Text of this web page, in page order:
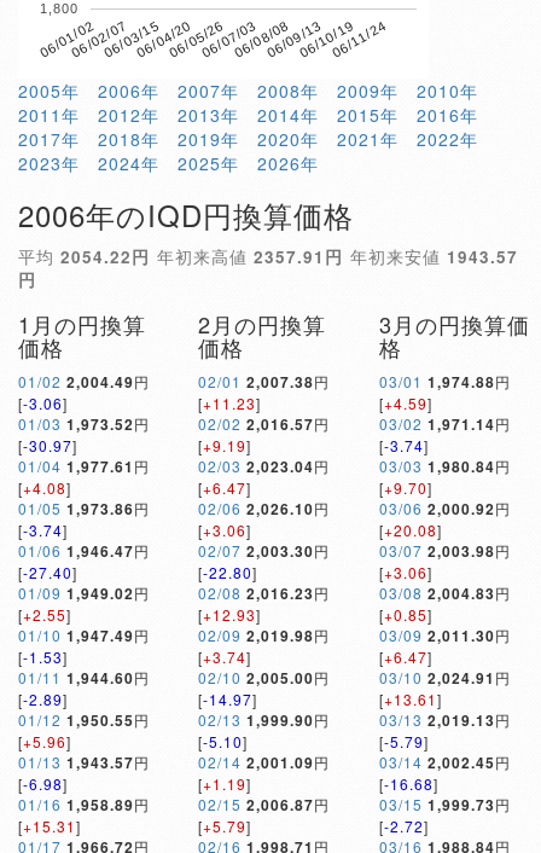
06/01/0206/02/0706/03/1506/04/2006/05/2606/07/0306/08/0806/09/1306/10/1906/11/24
1,800
2005年 2006年 2007年 2008年 2009年
2010年
2011年
2012年 2013年 2014年 2015年
2016年
2017年
2018年 2019年 2020年 2021年
2022年
2023年
2024年 2025年 2026年
2006年のIQD円換算価格
平均 2054.22円 年初来高値 2357.91円 年初来安値 1943.57
円
1月の円換算
価格
01/02 2,004.49円
[-3.06]
01/03 1,973.52円
[-30.97]
01/04 1,977.61 円
[+4.08]
01/05 1,973.86円
[-3.74]
01/06 1,946.47円
[-27.40]
01/09 1,949.02円
[+2.55]
01/10 1,947.49円
[-1.53]
01/11 1,944.60円
[-2.89]
01/12 1,950.55円
[+5.96]
01/13 1,943.57円
[-6.98]
01/16 1,958.89円
[+15.31]
01/17 1,966.72円
2月の円換算
価格
02/01 2,007.38円
[+11.23]
02/02 2,016.57円
[+9.19]
02/03 2,023.04円
[+6.47]
02/06 2,026.10円
[+3.06]
02/07 2,003.30円
[-22.80]
02/08 2,016.23円
[+12.93]
02/09 2,019.98円
[+3.74]
02/10 2,005.00円
[-14.97]
02/13 1,999.90円
[-5.10]
02/14 2,001.09円
[+1.19]
02/15 2,006.87円
[+5.79]
02/16 1,998.71 円
3月の円換算価
格
03/01 1,974.88円
[+4.59]
03/02 1,971.14円
[-3.74]
03/03 1,980.84円
[+9.70]
03/06 2,000.92円
[+20.08]
03/07 2,003.98円
[+3.06]
03/08 2,004.83円
[+0.85]
03/09 2,011.30円
[+6.47]
03/10 2,024.91 円
[+13.61]
03/13 2,019.13円
[-5.79]
03/14 2,002.45円
[-16.68]
03/15 1,999.73円
[-2.72]
03/16 1,988.84円